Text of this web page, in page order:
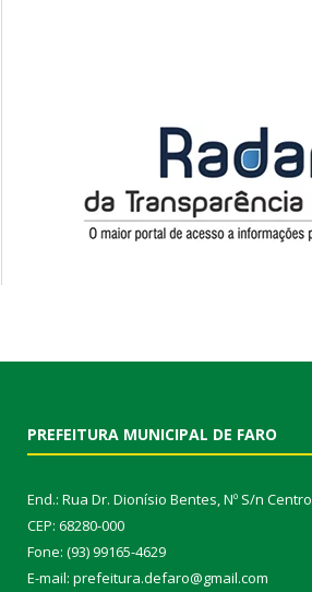
PREFEITURA MUNICIPAL DE FARO
End.: Rua Dr. Dionísio Bentes, Nº S/n Centro
CEP: 68280-000
Fone: (93) 99165-4629
E-mail: prefeitura.defaro@gmail.com